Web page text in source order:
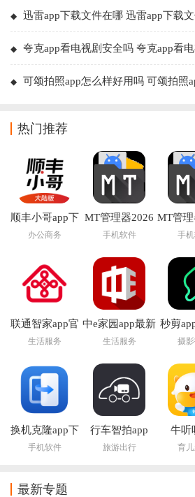
迅雷app下载文件在哪 迅雷app下载
夸克app看电视剧安全吗 夸克app看
可颂拍照app怎么样好用吗 可颂拍照
热门推荐
顺丰小哥app下
载
办公商务
MT管理器2026
官方最新版本
手机软件
MT管理
方
手
联通智家app官
方正版
生活服务
中e家园app最新
版下载安装
生活服务
秒剪
摄
换机克隆app下
载
手机软件
行车智拍app
旅游出行
牛听
育
最新专题